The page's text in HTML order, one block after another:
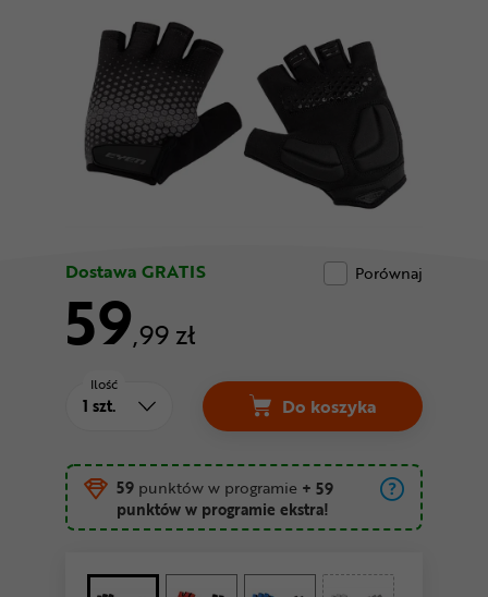
Nowości
Superoferta
Dostawa GRATIS Porównaj
59,99 zł
Ilość
Do koszyka
Rękawiczki krótkie
59 punktów w programie + 59
punktów w programie ekstra!